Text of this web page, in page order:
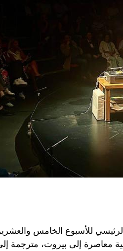
للأسبوع الخامس
معاصرة إلى بيروت، مترجمة